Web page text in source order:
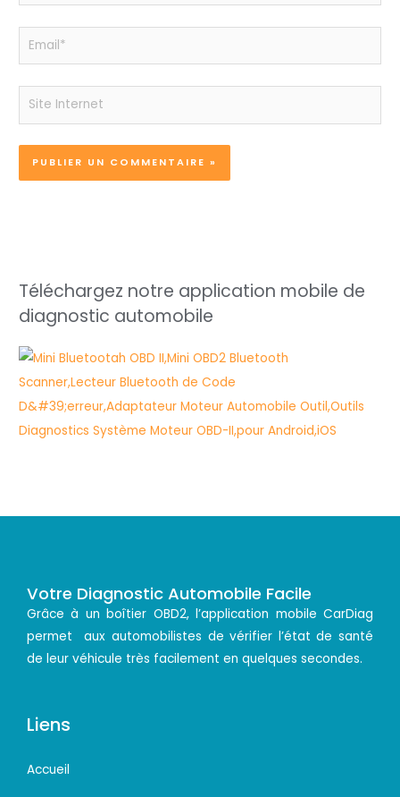
Email*
Site
Téléchargez notre application mobile de
diagnostic automobile
Votre Diagnostic Automobile Facile
Grâce à un boîtier OBD2, l’application mobile CarDiag
permet aux automobilistes de vérifier l’état de santé
de leur véhicule très facilement en quelques secondes.
Liens
Accueil